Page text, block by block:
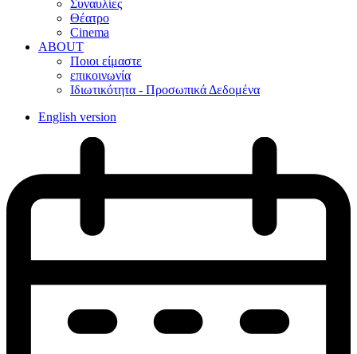
Συναυλίες
Θέατρο
Cinema
ABOUT
Ποιοι είμαστε
επικοινωνία
Ιδιωτικότητα - Προσωπικά Δεδομένα
English version